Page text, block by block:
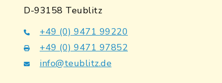
D-93158 Teublitz
+49 (0) 9471 99220
+49 (0) 9471 97852
info@teublitz.de